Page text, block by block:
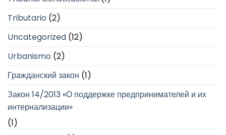
Tributario (2)
Uncategorized (12)
Urbanismo (2)
Гражданский закон (1)
Закон 14/2013 «О поддержке предпринимателей и их
интернализации»
(1)